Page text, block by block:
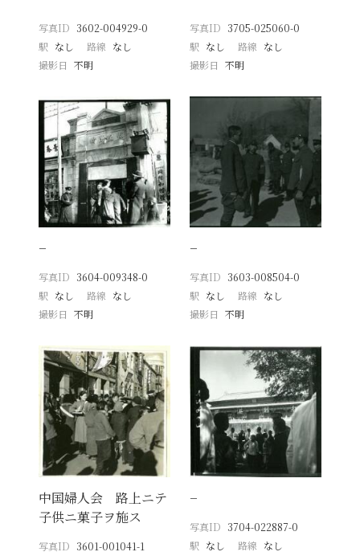
写真ID 3602-004929-0
駅 なし 路線 なし
撮影日
不明
写真ID 3705-025060-0
駅 なし 路線 なし
撮影日 不明
−
写真ID 3604-009348-0
駅 なし 路線 なし
撮影日
不明
−
写真ID 3603-008504-0
駅 なし 路線 なし
撮影日 不明
中国婦人会 路上ニテ
子供ニ菓子ヲ施ス
写真ID 3601-001041-1
−
写真ID 3704-022887-0
駅 なし 路線 なし